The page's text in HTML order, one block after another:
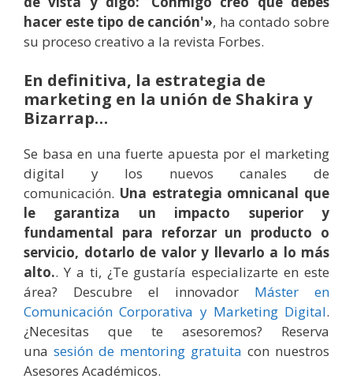
hacer este tipo de canción'», ha contado sobre
su proceso creativo a la revista Forbes.
En definitiva, la estrategia de
marketing en la unión de Shakira y
Bizarrap…
Se basa en una fuerte apuesta por el marketing
digital y los nuevos canales de
comunicación. Una estrategia omnicanal que
le garantiza un impacto superior y
fundamental para reforzar un producto o
servicio, dotarlo de valor y llevarlo a lo más
alto.. Y a ti, ¿Te gustaría especializarte en este
área? Descubre el innovador Máster en
Comunicación Corporativa y Marketing Digital.
¿Necesitas que te asesoremos? Reserva
una sesión de mentoring gratuita con nuestros
Asesores Académicos.